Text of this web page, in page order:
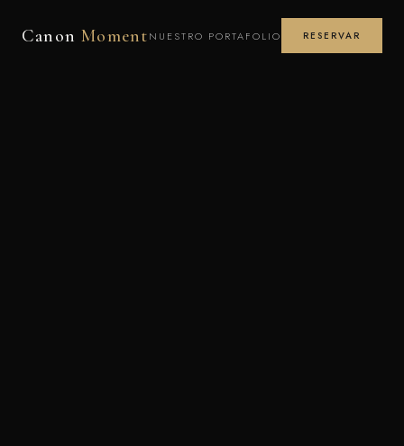
CanonMomentNUESTRO PORTAFOLIO RESERVAR